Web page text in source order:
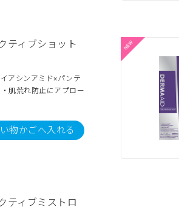
ティブショット
アシンアミド×パンテ
肌荒れ防止にアプロー
物かごへ入れる
ティブミストロ